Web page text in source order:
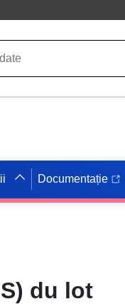
Documentație
du lot